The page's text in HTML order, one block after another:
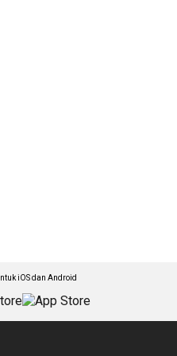
iOS dan Android